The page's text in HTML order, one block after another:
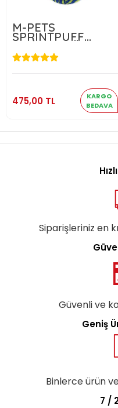
M-PETS
SPRINTPUFF
FRISBEE KÖPEK
OYUNCAĞI
BLUE/GREEN
475,00 TL
KARGO
BEDAVA
475,00 TL
Sepete Ekle
Siparişleriniz en
Güvenli ve
Geniş
Binlerce ürün
7 /